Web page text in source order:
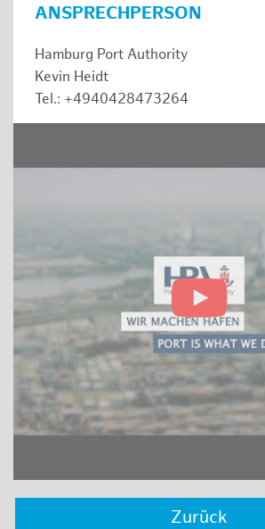
ANSPRECHPERSON
Hamburg Port Authority
Kevin Heidt
Tel.: +4940428473264
Zurück